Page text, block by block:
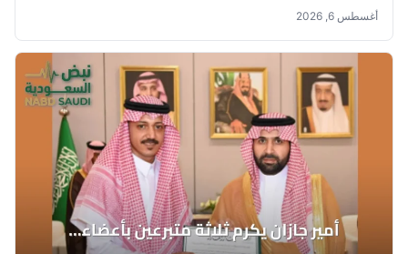
أغسطس 6, 2026